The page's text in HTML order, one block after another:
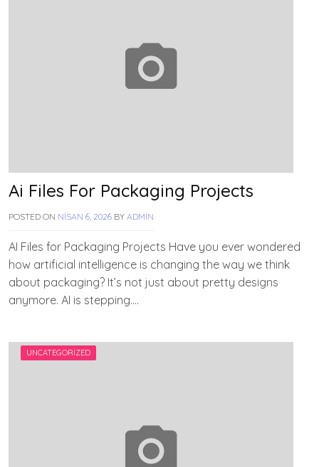
Ai Files For Packaging Projects
POSTED ON NISAN 6, 2026 BY ADMIN
AI Files for Packaging Projects Have you ever wondered
how artificial intelligence is changing the way we think
about packaging? It’s not just about pretty designs
anymore. AI is stepping….
UNCATEGORIZED